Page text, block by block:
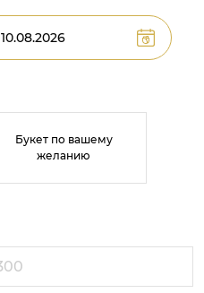
Букет по вашему
желанию